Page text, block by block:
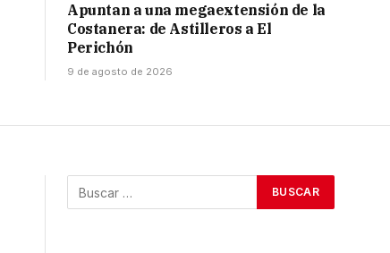
Apuntan a una megaextensión de la
Costanera: de Astilleros a El
Perichón
9 de agosto de 2026